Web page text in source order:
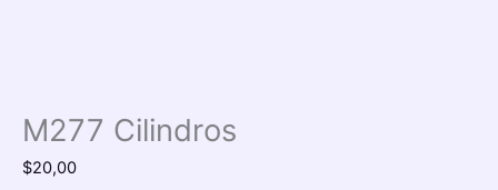
M277 Cilindros
$20,00